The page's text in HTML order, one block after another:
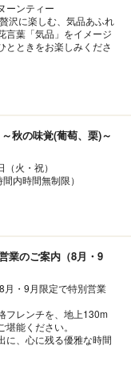
ーンティー
沢に楽しむ、気品あふれ
言葉「気品」をイメージ
とときをお楽しみくださ
秋の味覚(葡萄、栗)～
火・祝）
内時間無制限）
業のご案内（8月・9
月・9月限定で特別営業
フレンチを、地上130m
能ください。
に、心に残る優雅な時間